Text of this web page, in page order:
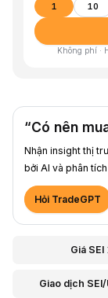
1 10
Không phí ·
“Có nên
Nhận insight thị
bởi AI và phân
Hỏi TradeGPT
Giá SEI
Giao dịch